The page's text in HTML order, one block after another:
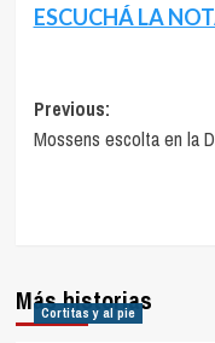
ESCUCHÁ LA
Navegación
de
Previous:
Mossens escolta en la
Más historias
Cortitas y al pie